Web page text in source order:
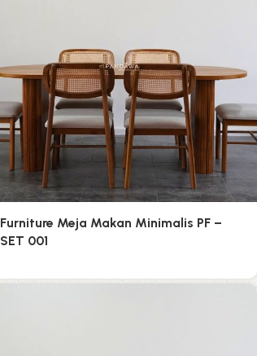
Furniture Meja Makan Minimalis PF –
SET 001